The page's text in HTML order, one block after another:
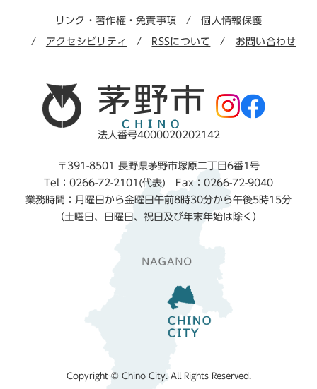
リンク・著作権・免責事項 個人情報保護
アクセシビリティ RSSについて お問い合わせ
法人番号4000020202142
〒391-8501 長野県茅野市塚原二丁目6番1号
Tel：0266-72-2101(代表) Fax：0266-72-9040
業務時間：月曜日から金曜日午前8時30分から午後5時15分
（土曜日、日曜日、祝日及び年末年始は除く）
Copyright © Chino City. All Rights Reserved.